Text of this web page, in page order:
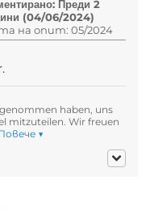
Преди 2
(04/06/2024)
на опит: 05/2024
haben, uns
mitzuteilen. Wir freuen
▼